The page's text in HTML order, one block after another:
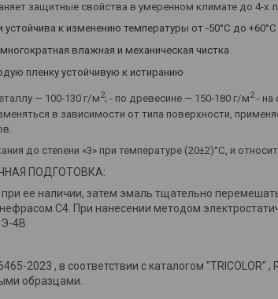
защитные свойства в умеренном климате до 4-х
устойчива к изменению температуры от -50°С до +60°С
влажная и механическая чистка
пленку устойчивую к истиранию
— 100-130 г/м2; - по древесине — 150-180 г/м2- на
в зависимости от типа поверхности,
до степени «3» при температуре (20±2)°С, и
ПОДГОТОВКА:
при ее наличии, затем эмаль тщательно
С4. При нанесении методом
4В.
2023 , в соответствии с каталогом "TRICOLOR" ,
образцами.